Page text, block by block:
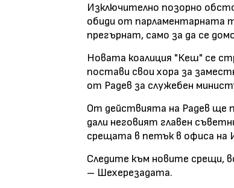
Изключително позорно
обиди от парламентарната
прегърнат, само за да се
Новата коалиция "Кеш" се
постави свои хора за
от Радев за служебен
От действията на Радев ще
дали неговият главен
срещата в петък в офиса на
Следите към новите срещи,
– Шехерезадата.